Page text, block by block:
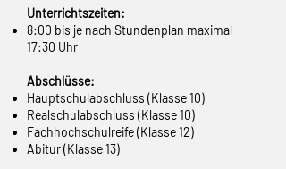
Unterrichtszeiten:
8:00 bis je nach Stundenplan maximal
17:30 Uhr
Abschlüsse:
Hauptschulabschluss (Klasse 10)
Realschulabschluss (Klasse 10)
Fachhochschulreife (Klasse 12)
Abitur (Klasse 13)